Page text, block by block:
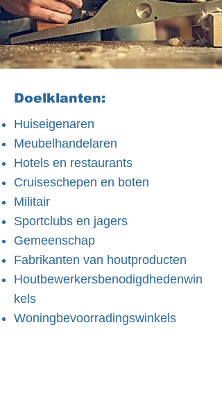
Doelklanten:
Huiseigenaren
Meubelhandelaren
Hotels en restaurants
Cruiseschepen en boten
Militair
Sportclubs en jagers
Gemeenschap
Fabrikanten van houtproducten
Houtbewerkersbenodigdhedenwin
kels
Woningbevoorradingswinkels